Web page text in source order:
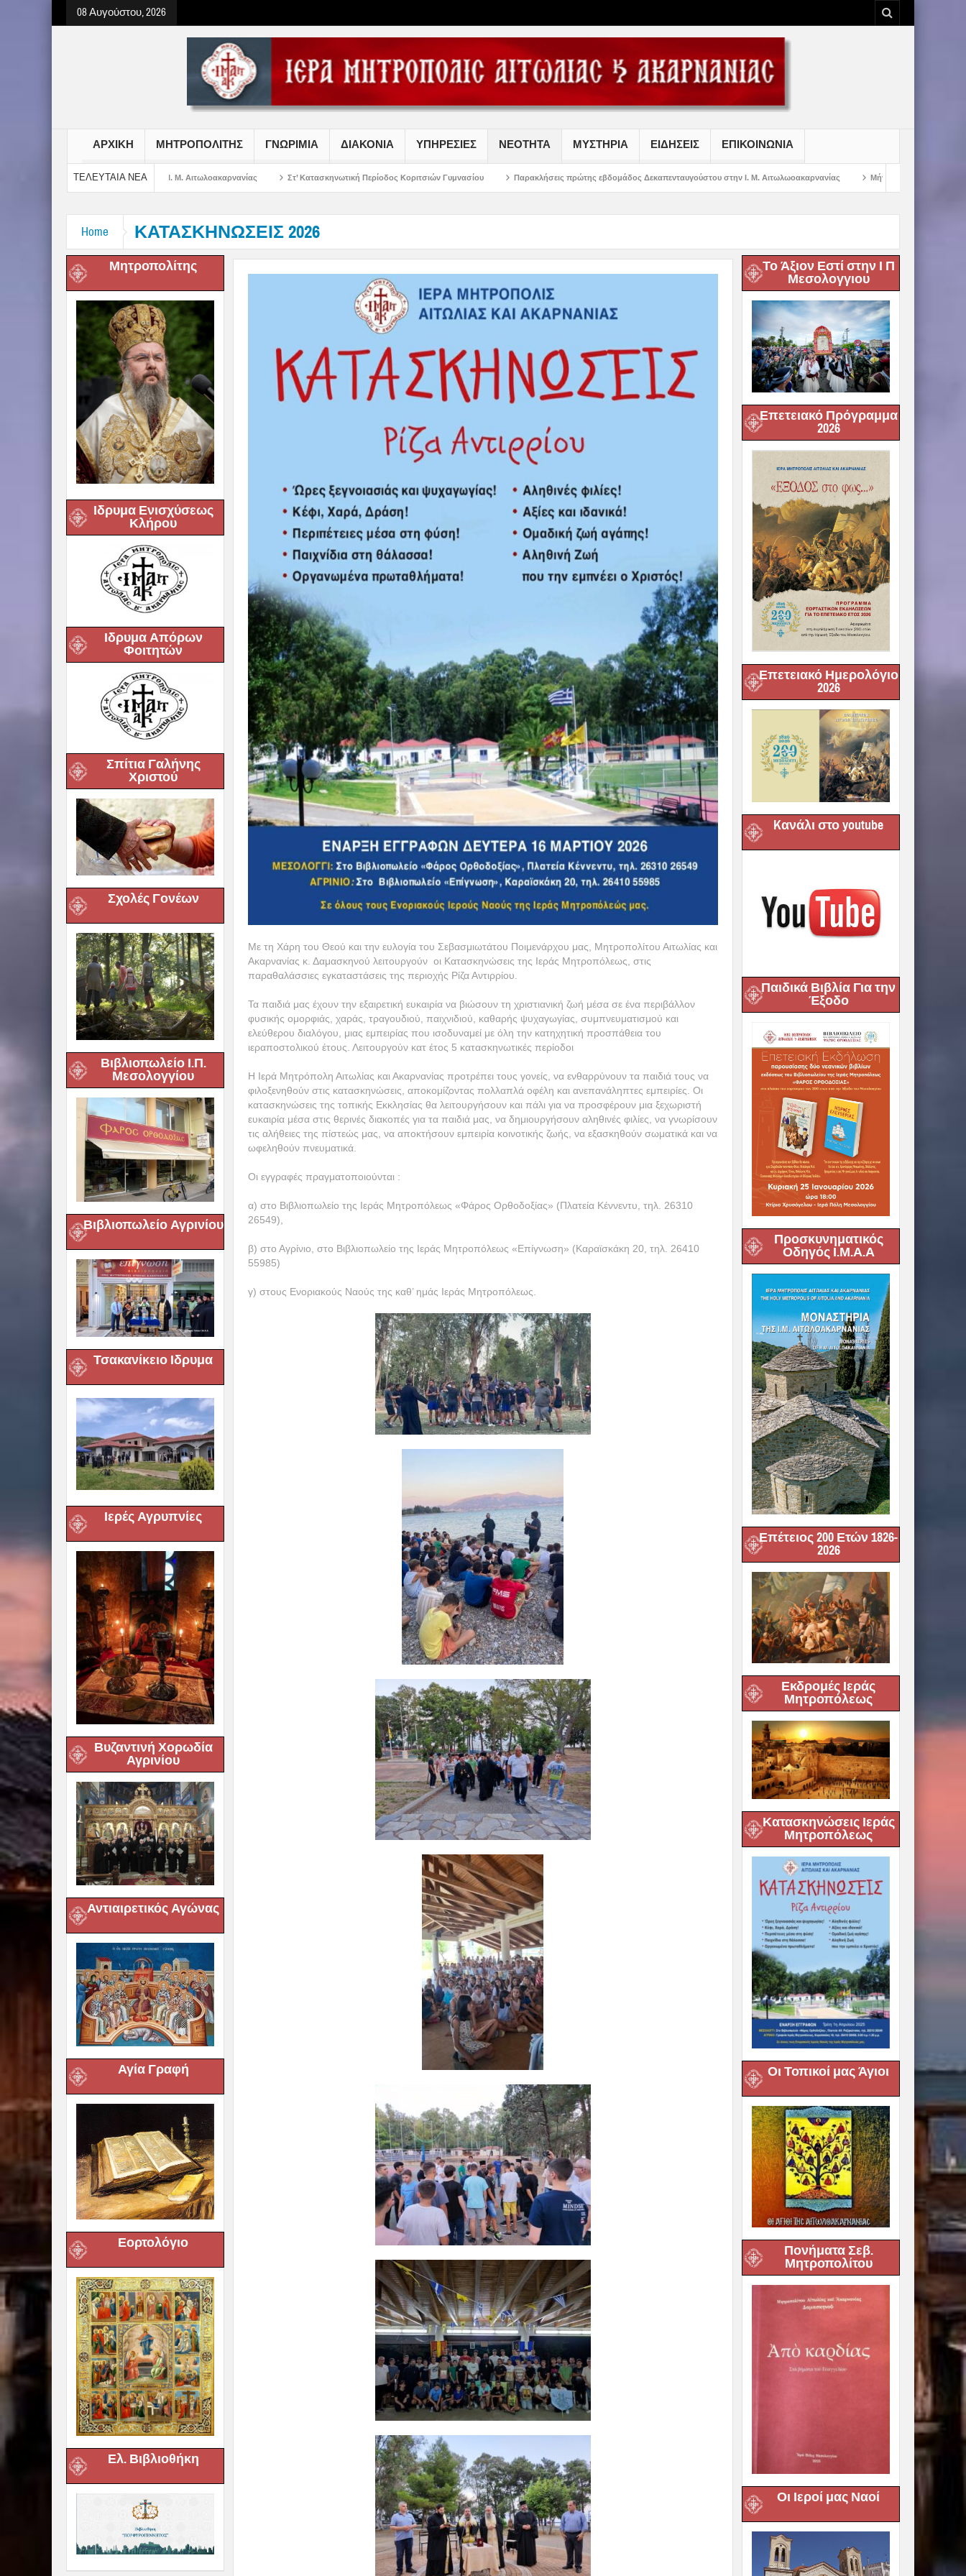
08 Αυγούστου, 2026
ΑΡΧΙΚΗ ΜΗΤΡΟΠΟΛΙΤΗΣ ΓΝΩΡΙΜΙΑ ΔΙΑΚΟΝΙΑ ΥΠΗΡΕΣΙΕΣ ΝΕΟΤΗΤΑ ΜΥΣΤΗΡΙΑ ΕΙΔΗΣΕΙΣ ΕΠΙΚΟΙΝΩΝΙΑ
ΤΕΛΕΥΤΑΙΑ ΝΕΑ
Χριστού στην Ι. Μ. Αιτωλοακαρνανίας Στ’ Κατασκηνωτική Περίοδος Κοριτσιών Γυμνασίου Παρακλήσεις πρώτης εβδομάδος Δεκαπενταυγούστου στην Ι. Μ. Αιτωλωοακαρνανίας Μήνυμα Σεβασμιωτάτου Μητροπολίτου
Home ΚΑΤΑΣΚΗΝΩΣΕΙΣ 2026
Μητροπολίτης
Ιδρυμα Ενισχύσεως
Κλήρου
Ιδρυμα Απόρων
Φοιτητών
Σπίτια Γαλήνης
Χριστού
Σχολές Γονέων
Βιβλιοπωλείο Ι.Π.
Μεσολογγίου
Βιβλιοπωλείο Αγρινίου
Τσακανίκειο Ιδρυμα
Ιερές Αγρυπνίες
Βυζαντινή Χορωδία
Αγρινίου
Αντιαιρετικός Αγώνας
Αγία Γραφή
Εορτολόγιο
Ελ. Βιβλιοθήκη
Με τη Χάρη του Θεού και την ευλογία του Σεβασμιωτάτου Ποιμενάρχου μας, Μητροπολίτου Αιτωλίας και
Ακαρνανίας κ. Δαμασκηνού λειτουργούν οι Κατασκηνώσεις της Ιεράς Μητροπόλεως, στις
παραθαλάσσιες εγκαταστάσεις της περιοχής Ρίζα Αντιρρίου.
Τα παιδιά μας έχουν την εξαιρετική ευκαιρία να βιώσουν τη χριστιανική ζωή μέσα σε ένα περιβάλλον
φυσικής ομορφιάς, χαράς, τραγουδιού, παιχνιδιού, καθαρής ψυχαγωγίας, συμπνευματισμού και
ελεύθερου διαλόγου, μιας εμπειρίας που ισοδυναμεί με όλη την κατηχητική προσπάθεια του
ιεραποστολικού έτους. Λειτουργούν κατ έτος 5 κατασκηνωτικές περίοδοι
Η Ιερά Μητρόπολη Αιτωλίας και Ακαρνανίας προτρέπει τους γονείς, να ενθαρρύνουν τα παιδιά τους να
φιλοξενηθούν στις κατασκηνώσεις, αποκομίζοντας πολλαπλά οφέλη και ανεπανάληπτες εμπειρίες. Οι
κατασκηνώσεις της τοπικής Εκκλησίας θα λειτουργήσουν και πάλι για να προσφέρουν μια ξεχωριστή
ευκαιρία μέσα στις θερινές διακοπές για τα παιδιά μας, να δημιουργήσουν αληθινές φιλίες, να γνωρίσουν
τις αλήθειες της πίστεώς μας, να αποκτήσουν εμπειρία κοινοτικής ζωής, να εξασκηθούν σωματικά και να
ωφεληθούν πνευματικά.
Οι εγγραφές πραγματοποιούνται :
α) στο Βιβλιοπωλείο της Ιεράς Μητροπόλεως «Φάρος Ορθοδοξίας» (Πλατεία Κέννεντυ, τηλ. 26310
26549),
β) στο Αγρίνιο, στο Βιβλιοπωλείο της Ιεράς Μητροπόλεως «Επίγνωση» (Καραϊσκάκη 20, τηλ. 26410
55985)
γ) στους Ενοριακούς Ναούς της καθ’ ημάς Ιεράς Μητροπόλεως.
Το Άξιον Εστί στην Ι Π
Μεσολογγιου
Επετειακό Πρόγραμμα
2026
Επετειακό Ημερολόγιο
2026
Kανάλι στο youtube
Παιδικά Βιβλία Για την
Έξοδο
Προσκυνηματικός
Οδηγός Ι.Μ.Α.Α
Επέτειος 200 Ετών 1826-
2026
Εκδρομές Ιεράς
Μητροπόλεως
Κατασκηνώσεις Ιεράς
Μητροπόλεως
Οι Τοπικοί μας Άγιοι
Πονήματα Σεβ.
Μητροπολίτου
Οι Ιεροί μας Ναοί